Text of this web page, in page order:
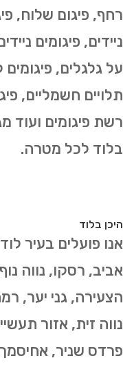
רחף, פיגום שלוח,
ניידים, פיגומים
על גלגלים, פיגומים
תלויים חשמליים,
רשת פיגומים ועוד
בלוד לכל מטרה.
היכן בלוד
אנו פועלים בעיר
אביב, רסקו, נווה
הצעירה, גני יער,
נווה זית, אזור
פרדס שניר, אחיסמך,